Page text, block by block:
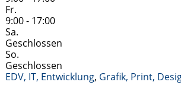
Fr.
9:00 - 17:00
Sa.
Geschlossen
So.
Geschlossen
EDV, IT, Entwicklung, Grafik, Print,